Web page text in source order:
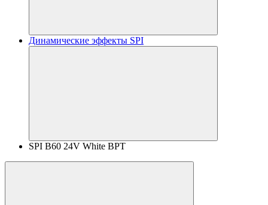
Динамические эффекты SPI
SPI B60 24V White BPT